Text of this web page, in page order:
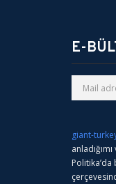
E-
giant-